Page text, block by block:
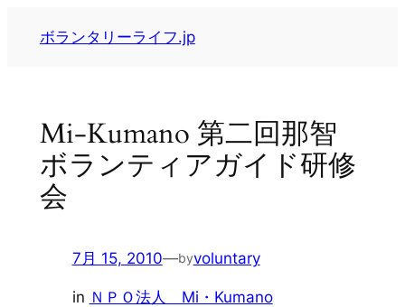
ボランタリーライフ.jp
Mi-Kumano 第二回那智
ボランティアガイド研修
会
7月 15, 2010—byvoluntary
in ＮＰＯ法人 Mi・Kumano